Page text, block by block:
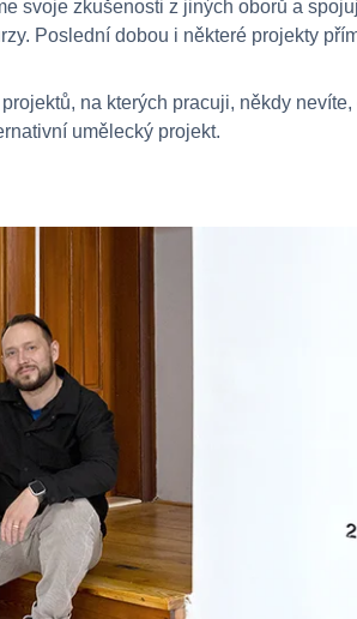
svoje zkušenosti z jiných oborů a
Poslední dobou i některé projekty
na kterých pracuji, někdy
umělecký projekt.